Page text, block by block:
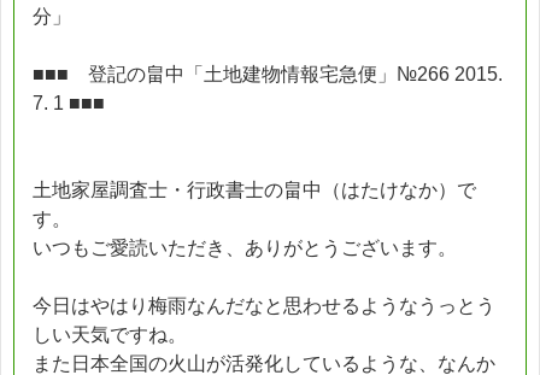
分」
■■■ 登記の畠中「土地建物情報宅急便」№266 2015.
7. 1 ■■■
土地家屋調査士・行政書士の畠中（はたけなか）で
す。
いつもご愛読いただき、ありがとうございます。
今日はやはり梅雨なんだなと思わせるようなうっとう
しい天気ですね。
また日本全国の火山が活発化しているような、なんか